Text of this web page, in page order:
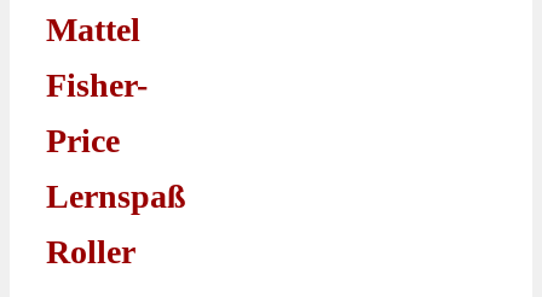
Mattel
Fisher-
Price
Lernspaß
Roller